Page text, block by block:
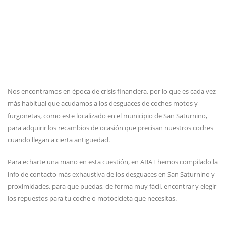
Nos encontramos en época de crisis financiera, por lo que es cada vez
más habitual que acudamos a los desguaces de coches motos y
furgonetas, como este localizado en el municipio de San Saturnino,
para adquirir los recambios de ocasión que precisan nuestros coches
cuando llegan a cierta antigüedad.
Para echarte una mano en esta cuestión, en ABAT hemos compilado la
info de contacto más exhaustiva de los desguaces en San Saturnino y
proximidades, para que puedas, de forma muy fácil, encontrar y elegir
los repuestos para tu coche o motocicleta que necesitas.